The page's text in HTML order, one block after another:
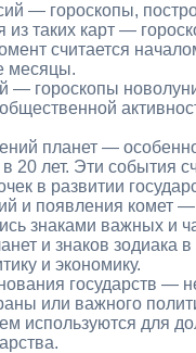
— гороскопы,
таких карт —
считается
месяцы.
— гороскопы
планет —
20 лет. Эти события
в развитии
и появления комет
знаками важных и
и знаков зодиака
и экономику.
государств —
или важного
используются для